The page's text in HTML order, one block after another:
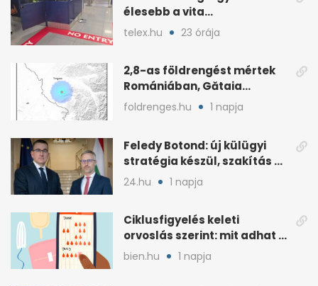
élesebb a vita
Spanyolország és
Olaszország között
telex.hu 23 órája
2,8-as földrengést mértek
Romániában, Gătaia
közelében
foldrenges.hu 1 napja
Feledy Botond: új külügyi
stratégia készül, szakítás a
MAGA-vonallal
24.hu 1 napja
Ciklusfigyelés keleti
orvoslás szerint: mit adhat a
menstruációs appok mellé?
bien.hu 1 napja